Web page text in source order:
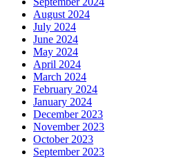
August 2024
July 2024
June 2024
May 2024
April 2024
March 2024
February 2024
January 2024
December 2023
November 2023
October 2023
September 2023